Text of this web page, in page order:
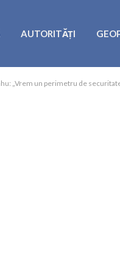
AUTORITĂȚI
„Vrem un perimetru de